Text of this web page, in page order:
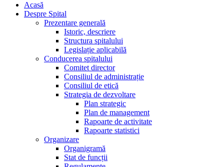
Acasă
Despre Spital
Prezentare generală
Istoric, descriere
Structura spitalului
Legislație aplicabilă
Conducerea spitalului
Comitet director
Consiliul de administrație
Consiliul de etică
Strategia de dezvoltare
Plan strategic
Plan de management
Rapoarte de activitate
Rapoarte statistici
Organizare
Organigramă
Stat de funcții